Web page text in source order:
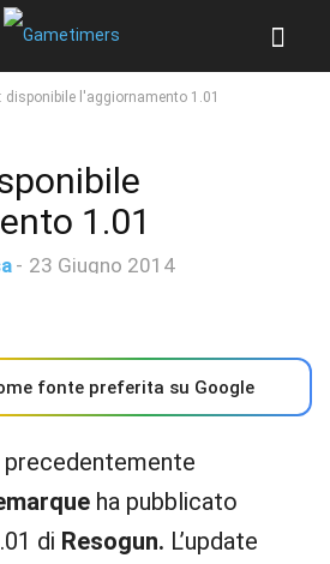
disponibile l'aggiornamento 1.01
1.01
- 23 Giugno 2014
fonte preferita su Google
ha pubblicato
di Resogun. L’update